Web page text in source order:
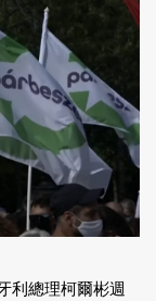
利總理柯爾彬週